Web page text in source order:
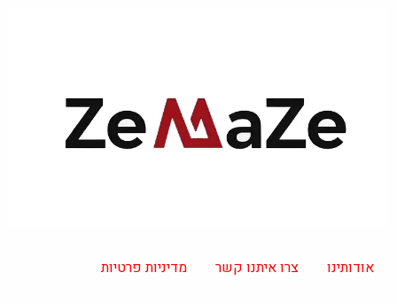
אודותינו צרו איתנו קשר מדיניות פרטיות